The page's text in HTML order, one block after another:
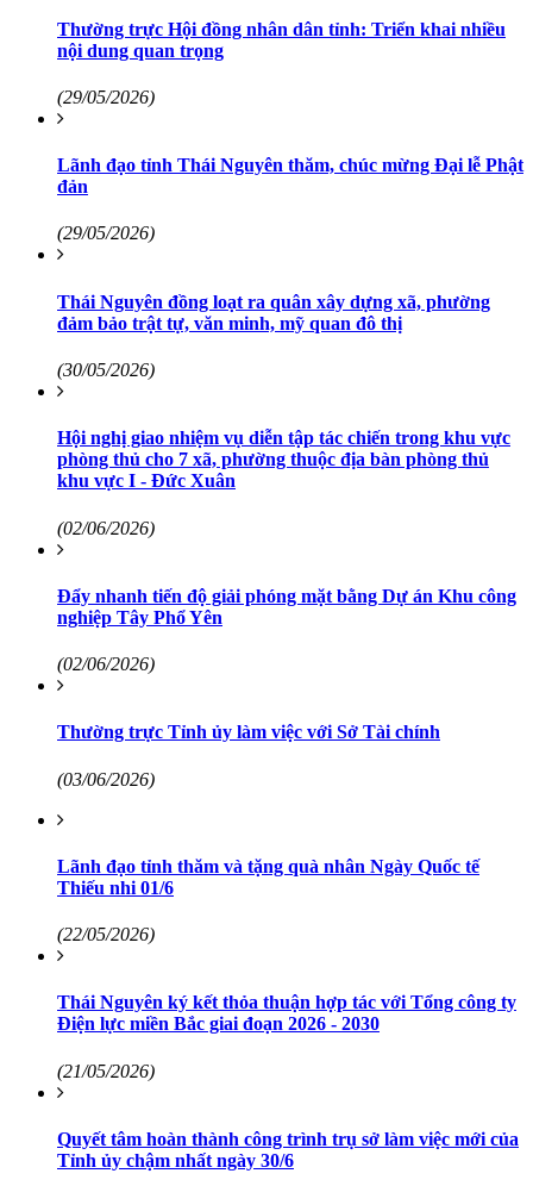
Thường trực Hội đồng nhân dân tỉnh: Triển khai nhiều
nội dung quan trọng
(29/05/2026)
Lãnh đạo tỉnh Thái Nguyên thăm, chúc mừng Đại lễ Phật
đản
(29/05/2026)
Thái Nguyên đồng loạt ra quân xây dựng xã, phường
đảm bảo trật tự, văn minh, mỹ quan đô thị
(30/05/2026)
Hội nghị giao nhiệm vụ diễn tập tác chiến trong khu vực
phòng thủ cho 7 xã, phường thuộc địa bàn phòng thủ
khu vực I - Đức Xuân
(02/06/2026)
Đẩy nhanh tiến độ giải phóng mặt bằng Dự án Khu công
nghiệp Tây Phổ Yên
(02/06/2026)
Thường trực Tỉnh ủy làm việc với Sở Tài chính
(03/06/2026)
Lãnh đạo tỉnh thăm và tặng quà nhân Ngày Quốc tế
Thiếu nhi 01/6
(22/05/2026)
Thái Nguyên ký kết thỏa thuận hợp tác với Tổng công ty
Điện lực miền Bắc giai đoạn 2026 - 2030
(21/05/2026)
Quyết tâm hoàn thành công trình trụ sở làm việc mới của
Tỉnh ủy chậm nhất ngày 30/6